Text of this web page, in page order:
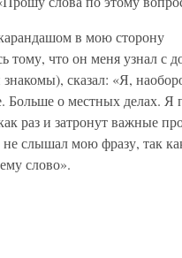
в мою сторону
тому, что он меня узнал с
сказал: «Я,
о местных делах. Я
раз и затронут важные
слышал мою фразу, так
слово».